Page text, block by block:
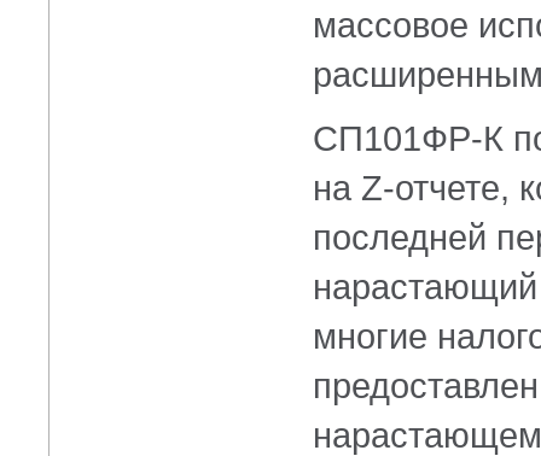
массовое
СП101ФР-К
на Z-отчете,
последней
нарастающий
многие
нарастающем